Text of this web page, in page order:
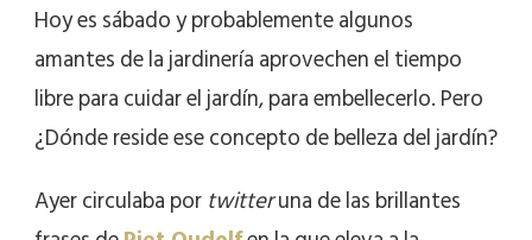
Hoy es sábado y probablemente algunos
amantes de la jardinería aprovechen el tiempo
libre para cuidar el jardín, para embellecerlo. Pero
¿Dónde reside ese concepto de belleza del jardín?
Ayer circulaba portwitteruna de las brillantes